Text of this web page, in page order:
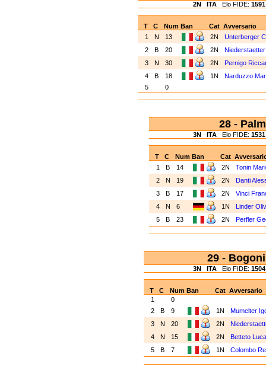
2N ITA Elo FIDE: 1591
T C Num Ban Cat Avversario
1
N 13 2N
Unterberger
2
B 20 2N
3
N 30 2N
Pernigo
4
B 18 1N
Narduzzo
5
0
28 -
3N ITA Elo FIDE: 1531
T C Num Ban Cat
1
B 14 2N
Tonin
2
N 19 2N
Danti
3
B 17 2N
Vinci
4
N 6 1N
Linder
5
B 23 2N Perfler
29 -
3N ITA Elo FIDE: 1504
T C NumBan Cat Avversario
1
0
2
B 9 1N
Mumelter
3
N 20 2N
4
N 15 2N
Betteto Luca
5
B 7 1N Colombo